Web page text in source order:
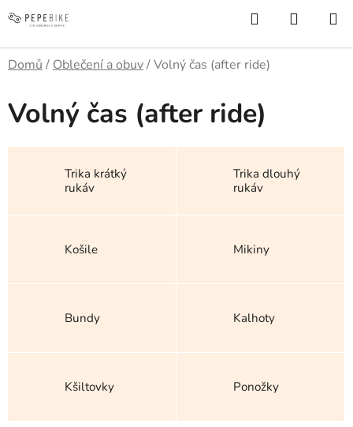
na
Hledat
KOŠÍK
Domů / Oblečení a obuv/Volný čas (after ride)
Volný čas (after ride)
Trika krátký
rukáv
Trika dlouhý
rukáv
Košile Mikiny
Bundy Kalhoty
Kšiltovky Ponožky